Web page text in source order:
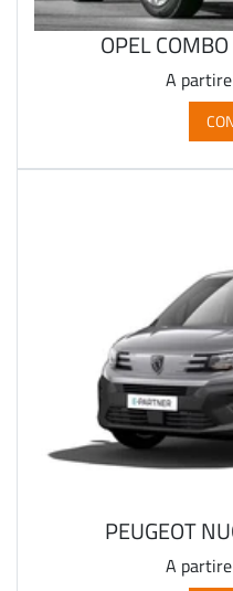
OPEL
A
PEUGEOT
A